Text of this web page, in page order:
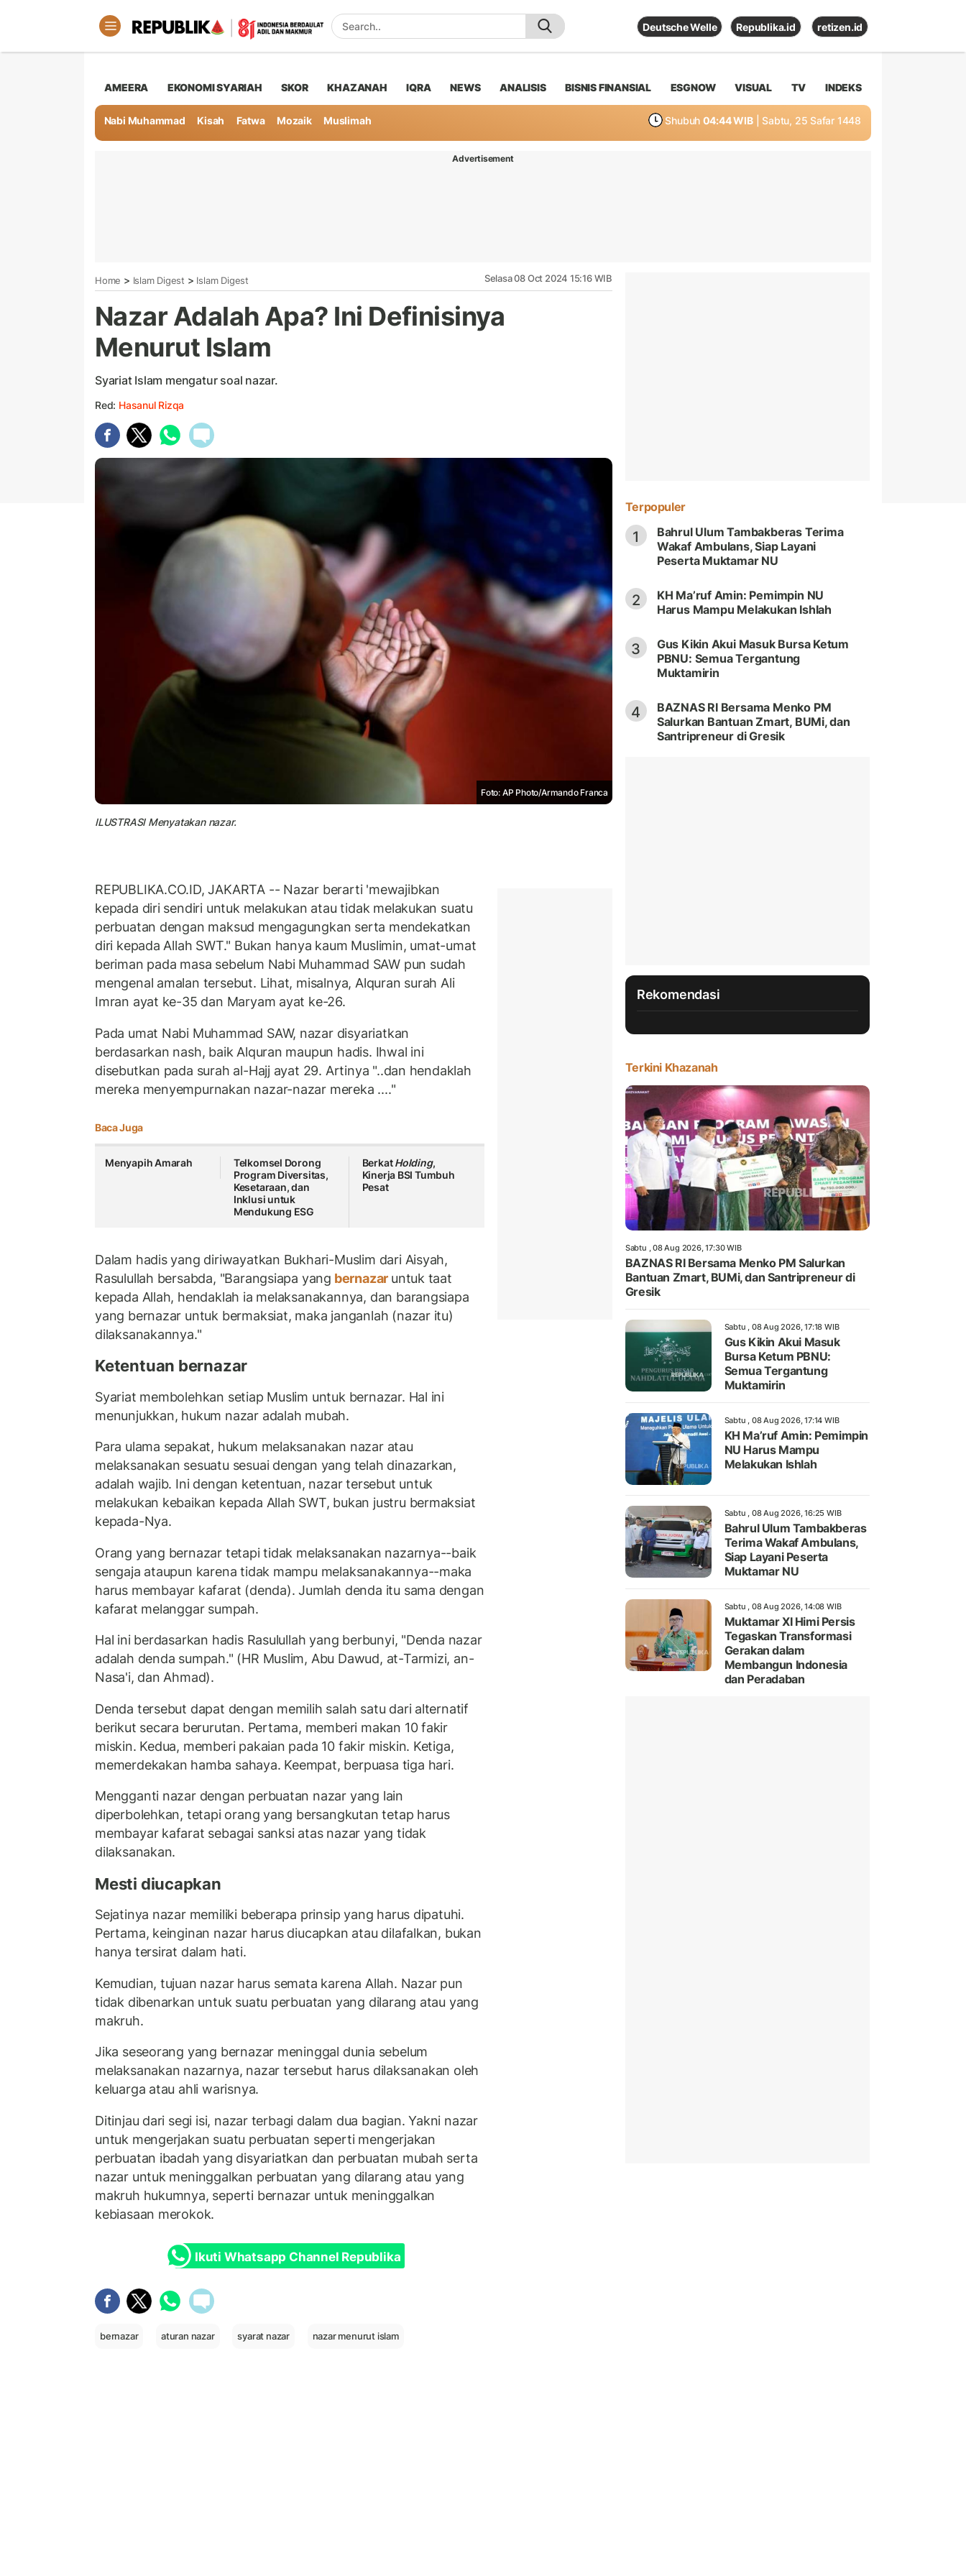
Deutsche Welle Republika.id retizen.id
AMEERA EKONOMI SYARIAH SKOR KHAZANAH IQRA NEWS ANALISIS BISNIS FINANSIAL ESGNOW VISUAL TV INDEKS
Nabi Muhammad Kisah Fatwa Mozaik Muslimah Shubuh 04:44 WIB | Sabtu, 25 Safar 1448
Advertisement
Home > Islam Digest > Islam Digest Selasa 08 Oct 2024 15:16 WIB
Nazar Adalah Apa? Ini Definisinya
Menurut Islam
Syariat Islam mengatur soal nazar.
Red: Hasanul Rizqa
Foto: AP Photo/Armando Franca
ILUSTRASI Menyatakan nazar.
REPUBLIKA.CO.ID, JAKARTA -- Nazar berarti 'mewajibkan
kepada diri sendiri untuk melakukan atau tidak melakukan suatu
perbuatan dengan maksud mengagungkan serta mendekatkan
diri kepada Allah SWT." Bukan hanya kaum Muslimin, umat-umat
beriman pada masa sebelum Nabi Muhammad SAW pun sudah
mengenal amalan tersebut. Lihat, misalnya, Alquran surah Ali
Imran ayat ke-35 dan Maryam ayat ke-26.
Pada umat Nabi Muhammad SAW, nazar disyariatkan
berdasarkan nash, baik Alquran maupun hadis. Ihwal ini
disebutkan pada surah al-Hajj ayat 29. Artinya "..dan hendaklah
mereka menyempurnakan nazar-nazar mereka ...."
Baca Juga
Menyapih Amarah
Telkomsel Dorong
Program Diversitas,
Kesetaraan, dan
Inklusi untuk
Mendukung ESG
BerkatHolding,
Kinerja BSI Tumbuh
Pesat
Dalam hadis yang diriwayatkan Bukhari-Muslim dari Aisyah,
Rasulullah bersabda, "Barangsiapa yang bernazar untuk taat
kepada Allah, hendaklah ia melaksanakannya, dan barangsiapa
yang bernazar untuk bermaksiat, maka janganlah (nazar itu)
dilaksanakannya."
Ketentuan bernazar
Syariat membolehkan setiap Muslim untuk bernazar. Hal ini
menunjukkan, hukum nazar adalah mubah.
Para ulama sepakat, hukum melaksanakan nazar atau
melaksanakan sesuatu sesuai dengan yang telah dinazarkan,
adalah wajib. Ini dengan ketentuan, nazar tersebut untuk
melakukan kebaikan kepada Allah SWT, bukan justru bermaksiat
kepada-Nya.
Orang yang bernazar tetapi tidak melaksanakan nazarnya--baik
sengaja ataupun karena tidak mampu melaksanakannya--maka
harus membayar kafarat (denda). Jumlah denda itu sama dengan
kafarat melanggar sumpah.
Hal ini berdasarkan hadis Rasulullah yang berbunyi, "Denda nazar
adalah denda sumpah." (HR Muslim, Abu Dawud, at-Tarmizi, an-
Nasa'i, dan Ahmad).
Denda tersebut dapat dengan memilih salah satu dari alternatif
berikut secara berurutan. Pertama, memberi makan 10 fakir
miskin. Kedua, memberi pakaian pada 10 fakir miskin. Ketiga,
memerdekakan hamba sahaya. Keempat, berpuasa tiga hari.
Mengganti nazar dengan perbuatan nazar yang lain
diperbolehkan, tetapi orang yang bersangkutan tetap harus
membayar kafarat sebagai sanksi atas nazar yang tidak
dilaksanakan.
Mesti diucapkan
Sejatinya nazar memiliki beberapa prinsip yang harus dipatuhi.
Pertama, keinginan nazar harus diucapkan atau dilafalkan, bukan
hanya tersirat dalam hati.
Kemudian, tujuan nazar harus semata karena Allah. Nazar pun
tidak dibenarkan untuk suatu perbuatan yang dilarang atau yang
makruh.
Jika seseorang yang bernazar meninggal dunia sebelum
melaksanakan nazarnya, nazar tersebut harus dilaksanakan oleh
keluarga atau ahli warisnya.
Ditinjau dari segi isi, nazar terbagi dalam dua bagian. Yakni nazar
untuk mengerjakan suatu perbuatan seperti mengerjakan
perbuatan ibadah yang disyariatkan dan perbuatan mubah serta
nazar untuk meninggalkan perbuatan yang dilarang atau yang
makruh hukumnya, seperti bernazar untuk meninggalkan
kebiasaan merokok.
Ikuti Whatsapp Channel Republika
bernazar aturan nazar syarat nazar nazar menurut islam
Terpopuler
1
Bahrul Ulum Tambakberas Terima
Wakaf Ambulans, Siap Layani
Peserta Muktamar NU
2
KH Ma’ruf Amin: Pemimpin NU
Harus Mampu Melakukan Ishlah
3
Gus Kikin Akui Masuk Bursa Ketum
PBNU: Semua Tergantung
Muktamirin
4
BAZNAS RI Bersama Menko PM
Salurkan Bantuan Zmart, BUMi, dan
Santripreneur di Gresik
Rekomendasi
Terkini Khazanah
Sabtu , 08 Aug 2026, 17:30 WIB
BAZNAS RI Bersama Menko PM Salurkan
Bantuan Zmart, BUMi, dan Santripreneur di
Gresik
Sabtu , 08 Aug 2026, 17:18 WIB
Gus Kikin Akui Masuk
Bursa Ketum PBNU:
Semua Tergantung
Muktamirin
Sabtu , 08 Aug 2026, 17:14 WIB
KH Ma’ruf Amin: Pemimpin
NU Harus Mampu
Melakukan Ishlah
Sabtu , 08 Aug 2026, 16:25 WIB
Bahrul Ulum Tambakberas
Terima Wakaf Ambulans,
Siap Layani Peserta
Muktamar NU
Sabtu , 08 Aug 2026, 14:08 WIB
Muktamar XI Himi Persis
Tegaskan Transformasi
Gerakan dalam
Membangun Indonesia
dan Peradaban